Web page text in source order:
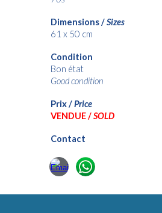
Dimensions /Sizes
61 x 50 cm
Condition
Bon état
Good condition
Prix /Price
VENDUE /SOLD
Contact